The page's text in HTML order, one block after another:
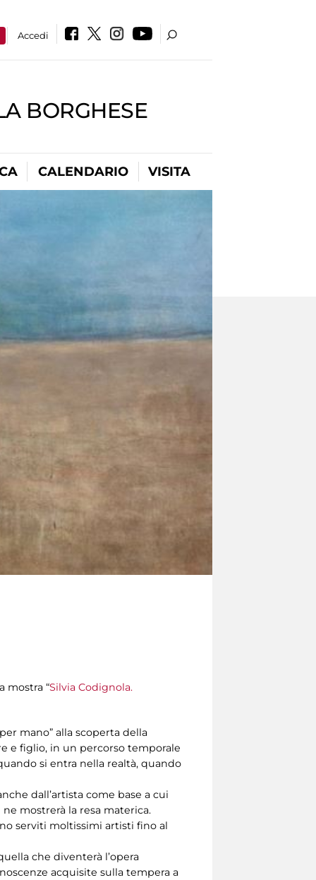
Accedi
BORGHESE
CALENDARIO VISITA
mostra “Silvia Codignola.
mano” alla scoperta della
e figlio, in un percorso temporale
si entra nella realtà, quando
dall’artista come base a cui
mostrerà la resa materica.
serviti moltissimi artisti fino al
che diventerà l’opera
acquisite sulla tempera a